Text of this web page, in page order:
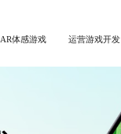
AR体感游戏 运营游戏开发